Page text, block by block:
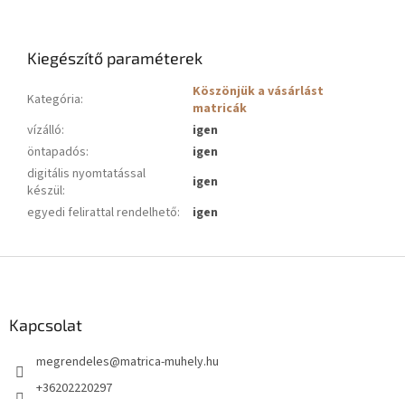
Kiegészítő paraméterek
Kategória:
Köszönjük a vásárlást
matricák
vízálló:
igen
öntapadós:
igen
digitális nyomtatással
készül:
igen
egyedi felirattal rendelhető: igen
Kapcsolat
megrendeles@matrica-muhely.hu
+36202220297